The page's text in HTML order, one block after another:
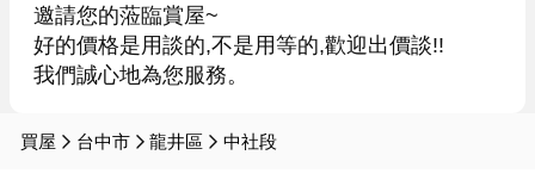
邀請您的蒞臨賞屋~
好的價格是用談的,不是用等的,歡迎出價談!!
買屋 台中市 龍井區 中社段